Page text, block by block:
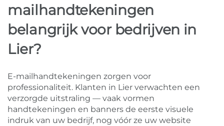
mailhandtekeningen
belangrijk voor bedrijven in
Lier?
E-mailhandtekeningen zorgen voor
professionaliteit. Klanten in Lier verwachten een
verzorgde uitstraling — vaak vormen
handtekeningen en banners de eerste visuele
indruk van uw bedrijf, nog vóór ze uw website